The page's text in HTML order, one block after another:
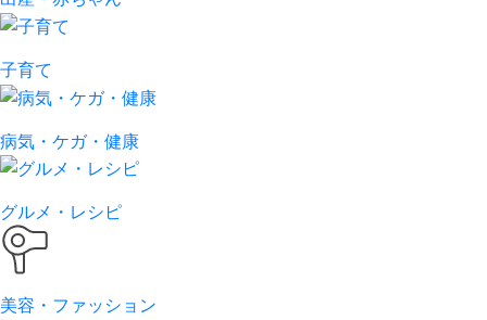
子育て
病気・ケガ・健康
グルメ・レシピ
美容・ファッション